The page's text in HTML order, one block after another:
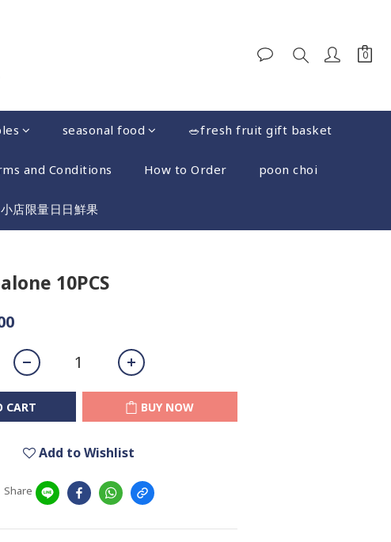
seasonal food 🥗fresh fruit gift basket
and Conditions How to Order poon choi
小店限量日日鮮果
10PCS
CART BUY NOW
Add to Wishlist
Share